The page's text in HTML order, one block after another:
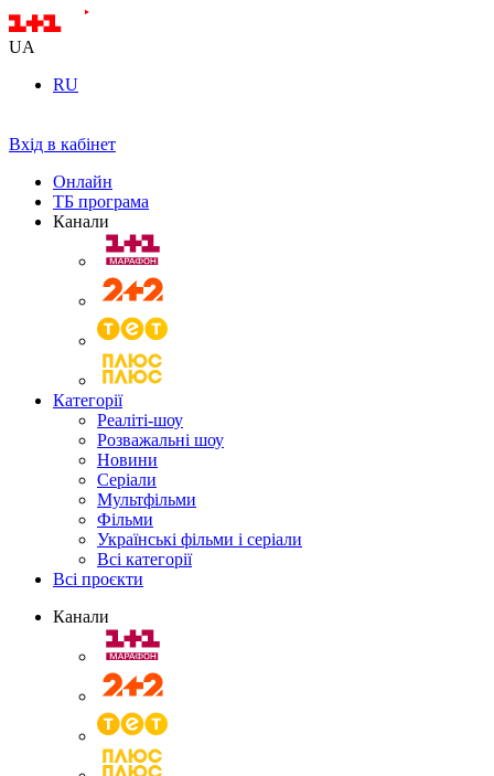
UA
RU
Вхід в кабінет
Онлайн
ТБ програма
Канали
Категорії
Реаліті-шоу
Розважальні шоу
Новини
Серіали
Мультфільми
Фільми
Українські фільми і серіали
Всі категорії
Всі проєкти
Канали